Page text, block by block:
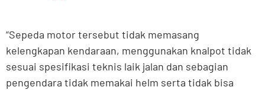
“Sepeda motor tersebut tidak memasang
kelengkapan kendaraan, menggunakan knalpot tidak
sesuai spesifikasi teknis laik jalan dan sebagian
pengendara tidak memakai helm serta tidak bisa